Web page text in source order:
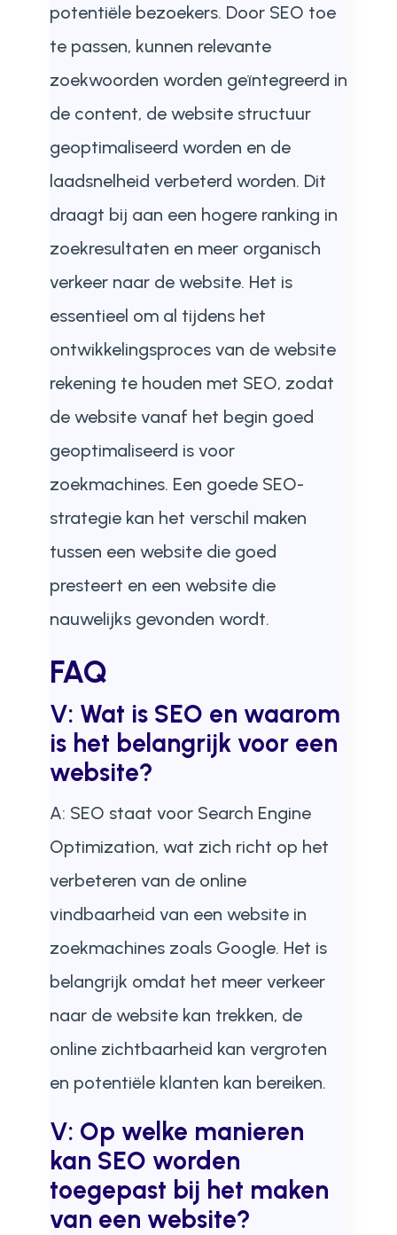
potentiële bezoekers. Door SEO toe
te passen, kunnen relevante
zoekwoorden worden geïntegreerd in
de content, de website structuur
geoptimaliseerd worden en de
laadsnelheid verbeterd worden. Dit
draagt bij aan een hogere ranking in
zoekresultaten en meer organisch
verkeer naar de website. Het is
essentieel om al tijdens het
ontwikkelingsproces van de website
rekening te houden met SEO, zodat
de website vanaf het begin goed
geoptimaliseerd is voor
zoekmachines. Een goede SEO-
strategie kan het verschil maken
tussen een website die goed
presteert en een website die
nauwelijks gevonden wordt.
FAQ
V: Wat is SEO en waarom
is het belangrijk voor een
website?
A: SEO staat voor Search Engine
Optimization, wat zich richt op het
verbeteren van de online
vindbaarheid van een website in
zoekmachines zoals Google. Het is
belangrijk omdat het meer verkeer
naar de website kan trekken, de
online zichtbaarheid kan vergroten
en potentiële klanten kan bereiken.
V: Op welke manieren
kan SEO worden
toegepast bij het maken
van een website?